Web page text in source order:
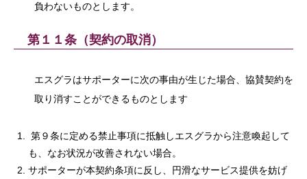
負わないものとします。
第１１条（契約の取消）
エスグラはサポーターに次の事由が生じた場合、協賛契約を
取り消すことができるものとします
第９条に定める禁止事項に抵触しエスグラから注意喚起して
も、なお状況が改善されない場合。
サポーターが本契約条項に反し、円滑なサービス提供を妨げ